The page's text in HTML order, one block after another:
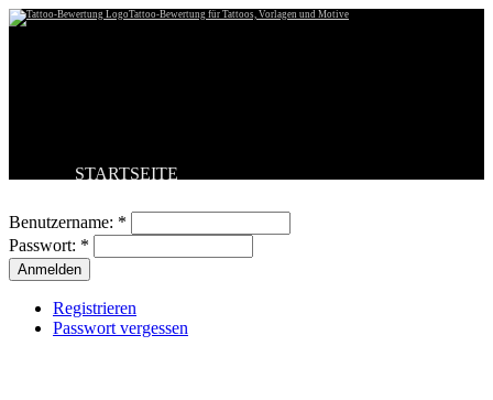
Tattoo-Bewertung für Tattoos, Vorlagen und Motive
STARTSEITE
BESTE TATTOOS
NEUESTE TATTOOS
KOMMENTARE
FORUM
Benutzername: *
Passwort: *
Registrieren
Passwort vergessen